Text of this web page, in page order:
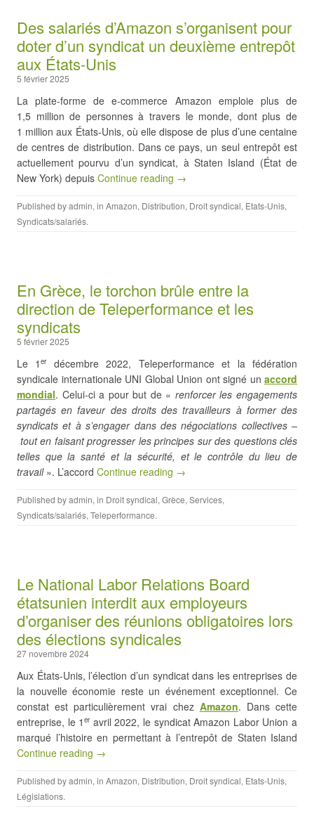
Des salariés d’Amazon s’organisent pour
doter d’un syndicat un deuxième entrepôt
aux États-Unis
5 février 2025
La plate-forme de e-commerce Amazon emploie plus de
1,5 million de personnes à travers le monde, dont plus de
1 million aux États-Unis, où elle dispose de plus d’une centaine
de centres de distribution. Dans ce pays, un seul entrepôt est
actuellement pourvu d’un syndicat, à Staten Island (État de
New York) depuis Continue reading →
Published byadmin, in Amazon, Distribution, Droit syndical, Etats-Unis,
Syndicats/salariés.
En Grèce, le torchon brûle entre la
direction de Teleperformance et les
syndicats
5 février 2025
Le 1er
décembre 2022, Teleperformance et la fédération
syndicale internationale UNI Global Union ont signé un accord
mondial. Celui-ci a pour but de « renforcer les engagements
partagés en faveur des droits des travailleurs à former des
syndicats et à s’engager dans des négociations collectives –
tout en faisant progresser les principes sur des questions clés
telles que la santé et la sécurité, et le contrôle du lieu de
travail ». L’accord Continue reading →
Published byadmin, in Droit syndical, Grèce, Services,
Syndicats/salariés, Teleperformance.
Le National Labor Relations Board
étatsunien interdit aux employeurs
d’organiser des réunions obligatoires lors
des élections syndicales
27 novembre 2024
Aux États-Unis, l’élection d’un syndicat dans les entreprises de
la nouvelle économie reste un événement exceptionnel. Ce
constat est particulièrement vrai chez Amazon. Dans cette
entreprise, le 1er avril 2022, le syndicat Amazon Labor Union a
marqué l’histoire en permettant à l’entrepôt de Staten Island
Continue reading →
Published byadmin, in Amazon, Distribution, Droit syndical, Etats-Unis,
Législations.